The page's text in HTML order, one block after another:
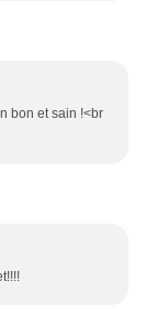
bon et sain !<br